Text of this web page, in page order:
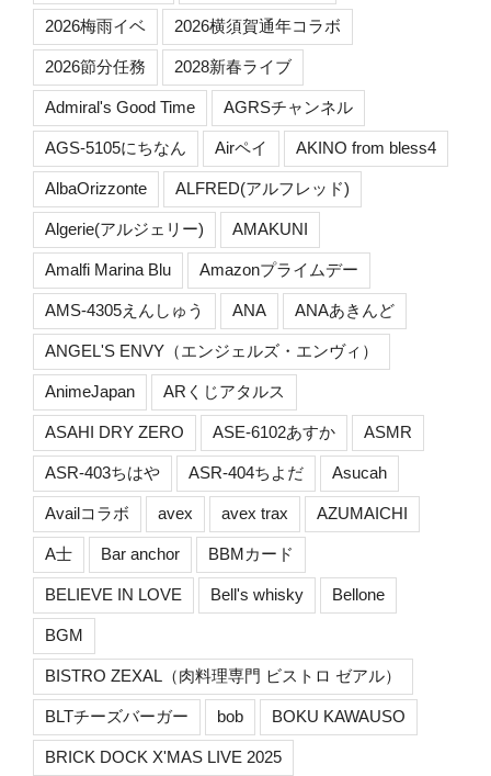
2026梅雨イベ 2026横須賀通年コラボ
2026節分任務 2028新春ライブ
Admiral's Good Time AGRSチャンネル
AGS-5105にちなん Airペイ AKINO from bless4
AlbaOrizzonte ALFRED(アルフレッド)
Algerie(アルジェリー) AMAKUNI
Amalfi Marina Blu Amazonプライムデー
AMS-4305えんしゅう ANA ANAあきんど
ANGEL'S ENVY（エンジェルズ・エンヴィ）
AnimeJapan ARくじアタルス
ASAHI DRY ZERO ASE-6102あすか ASMR
ASR-403ちはや ASR-404ちよだ Asucah
Availコラボ avex avex trax AZUMAICHI
A士 Bar anchor BBMカード
BELIEVE IN LOVE Bell's whisky Bellone
BGM
BISTRO ZEXAL（肉料理専門 ビストロ ゼアル）
BLTチーズバーガー bob BOKU KAWAUSO
BRICK DOCK X'MAS LIVE 2025